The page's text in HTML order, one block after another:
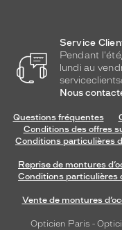
Service
Pendant
lundi au
Nous
Questions fréquentes
Conditions des offres
Conditions particulières
Reprise de montures
Conditions particulières
Vente de montures
Opticien Paris -